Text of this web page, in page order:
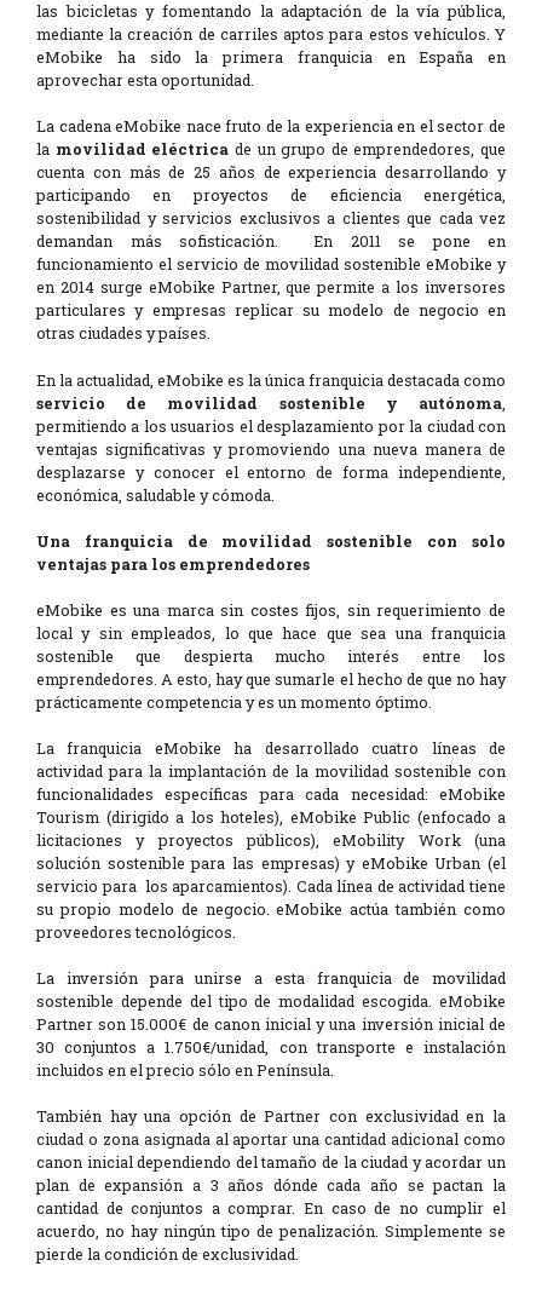
las bicicletas y fomentando la adaptación de la vía pública,
mediante la creación de carriles aptos para estos vehículos. Y
eMobike ha sido la primera franquicia en España en
aprovechar esta oportunidad.
La cadena eMobike nace fruto de la experiencia en el sector de
la movilidad eléctrica de un grupo de emprendedores, que
cuenta con más de 25 años de experiencia desarrollando y
participando en proyectos de eficiencia energética,
sostenibilidad y servicios exclusivos a clientes que cada vez
demandan más sofisticación. En 2011 se pone en
funcionamiento el servicio de movilidad sostenible eMobike y
en 2014 surge eMobike Partner, que permite a los inversores
particulares y empresas replicar su modelo de negocio en
otras ciudades y países.
En la actualidad, eMobike es la única franquicia destacada como
servicio de movilidad sostenible y autónoma
permitiendo a los usuarios el desplazamiento por la ciudad con
ventajas significativas y promoviendo una nueva manera de
desplazarse y conocer el entorno de forma independiente,
económica, saludable y cómoda.
Una franquicia de movilidad sostenible con solo
ventajas para los emprendedores
eMobike es una marca sin costes fijos, sin requerimiento de
local y sin empleados, lo que hace que sea una franquicia
sostenible que despierta mucho interés entre los
emprendedores. A esto, hay que sumarle el hecho de que no hay
prácticamente competencia y es un momento óptimo.
La franquicia eMobike ha desarrollado cuatro líneas de
actividad para la implantación de la movilidad sostenible con
funcionalidades específicas para cada necesidad: eMobike
Tourism (dirigido a los hoteles), eMobike Public (enfocado a
licitaciones y proyectos públicos), eMobility Work (una
solución sostenible para las empresas) y eMobike Urban (el
servicio para los aparcamientos). Cada línea de actividad tiene
su propio modelo de negocio. eMobike actúa también como
proveedores tecnológicos.
La inversión para unirse a esta franquicia de movilidad
sostenible depende del tipo de modalidad escogida. eMobike
Partner son 15.000€ de canon inicial y una inversión inicial de
30 conjuntos a 1.750€/unidad, con transporte e instalación
incluidos en el precio sólo en Península.
También hay una opción de Partner con exclusividad en la
ciudad o zona asignada al aportar una cantidad adicional como
canon inicial dependiendo del tamaño de la ciudad y acordar un
plan de expansión a 3 años dónde cada año se pactan la
cantidad de conjuntos a comprar. En caso de no cumplir el
acuerdo, no hay ningún tipo de penalización. Simplemente se
pierde la condición de exclusividad.